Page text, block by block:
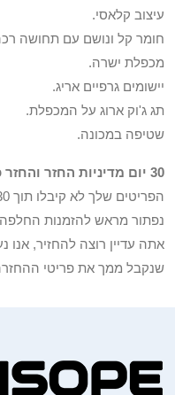
עיצוב קלאסי.
חומר קל ונושם עם תחושה
מכפלת ישרה.
יישומים גרפיים אריג.
תג ג'וק ארוג על המכפלת.
שטיפה במכונה.
30 יום מדיניות החזר והחזר כספי
נפתור מראש להזמנות החלפה
אתה עדיין רוצה להחזיר,
שנקבל ממך את פריטי